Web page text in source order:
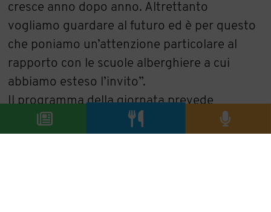
cresce anno dopo anno. Altrettanto
vogliamo guardare al futuro ed è per questo
che poniamo un’attenzione particolare al
rapporto con le scuole alberghiere a cui
abbiamo esteso l’invito”.
Il programma della giornata prevede
l’apertura dei banchi d’assaggio dalle 11 alle